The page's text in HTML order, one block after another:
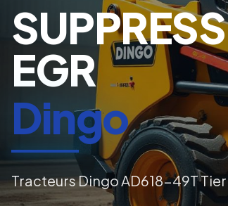
EGR
Dingo
Tracteurs Dingo AD618-49T